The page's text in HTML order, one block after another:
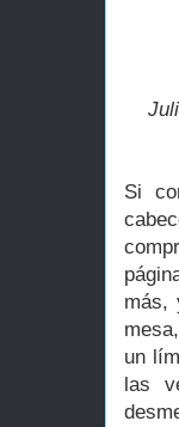
Si
más,
un
las